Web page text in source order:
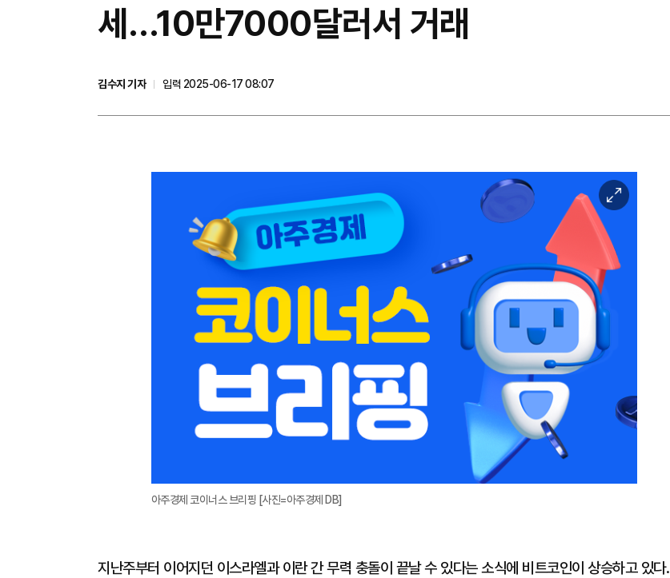
세…10만7000달러서 거래
김수지 기자
입력 2025-06-17 08:07
이
미
지
확
대
아주경제 코이너스 브리핑 [사진=아주경제 DB]
지난주부터 이어지던 이스라엘과 이란 간 무력 충돌이 끝날 수 있다는 소식에 비트코인이 상승하고 있다.